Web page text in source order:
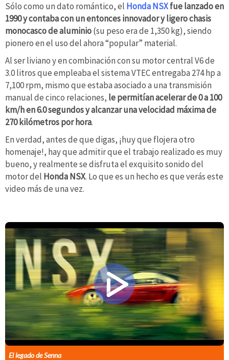
Sólo como un dato romántico, el Honda NSXfue lanzado en
1990 y contaba con un entonces innovador y ligero chasis
monocasco de aluminio(su peso era de 1,350 kg), siendo
pionero en el uso del ahora “popular” material.
Al ser liviano y en combinación con su motor central V6 de
3.0 litros que empleaba el sistema VTEC entregaba 274 hp a
7,100 rpm, mismo que estaba asociado a una transmisión
manual de cinco relaciones, le permitían acelerar de 0 a 100
km/h en 6.0 segundos y alcanzar una velocidad máxima de
270 kilómetros por hora.
En verdad, antes de que digas, ¡huy que flojera otro
homenaje!, hay que admitir que el trabajo realizado es muy
bueno, y realmente se disfruta el exquisito sonido del
motor del Honda NSX. Lo que es un hecho es que verás este
video más de una vez.
El legado de Senna